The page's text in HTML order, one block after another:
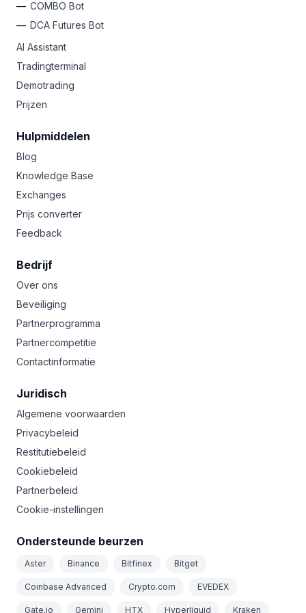
COMBO Bot
DCA Futures Bot
AI Assistant
Tradingterminal
Demotrading
Prijzen
Hulpmiddelen
Blog
Knowledge Base
Exchanges
Prijs converter
Feedback
Bedrijf
Over ons
Beveiliging
Partnerprogramma
Partnercompetitie
Contactinformatie
Juridisch
Algemene voorwaarden
Privacybeleid
Restitutiebeleid
Cookiebeleid
Partnerbeleid
Cookie-instellingen
Ondersteunde beurzen
Aster Binance Bitfinex Bitget
Coinbase Advanced Crypto.com EVEDEX
Gate.io Gemini HTX Hyperliquid Kraken